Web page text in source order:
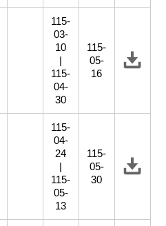
115-
03-
10
|
115-
04-
30
115-
05-
16
115-
04-
24
|
115-
05-
13
115-
05-
30